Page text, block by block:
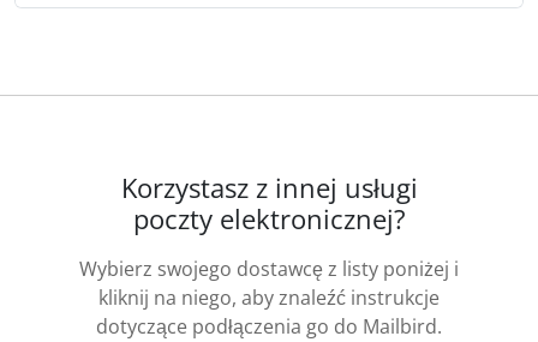
Korzystasz z innej usługi
poczty elektronicznej?
Wybierz swojego dostawcę z listy poniżej i
kliknij na niego, aby znaleźć instrukcje
dotyczące podłączenia go do Mailbird.